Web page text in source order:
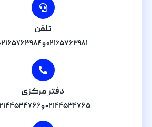
تلفن
۰۲۱۶۵۷۶۳۹۸۱ و ۰۲۱۶۵۷۶۳۹۸۴
دفتر مرکزی
۰۲۱۴۴۵۳۴۷۶۵ و ۰۲۱۴۴۵۳۴۷۶۶